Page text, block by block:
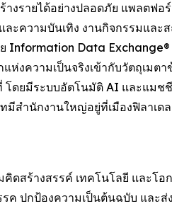
งรายได้อย่างปลอดภัย แพลตฟ
ความบันเทิง งานกิจกรรมและ
Information Data
ความเป็นจริงเข้ากับวัตถุเมตา
ดยมีระบบอัตโนมัติ AI และแม
ำนักงานใหญ่อยู่ที่เมืองฟิลาเดล
สร้างสรรค์ เทคโนโลยี และโอ
ปกป้องความเป็นต้นฉบับ และส่